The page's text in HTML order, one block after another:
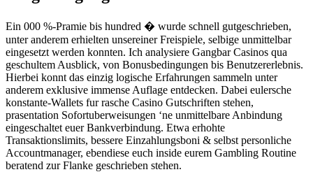
Ein 000 %-Pramie bis hundred � wurde schnell gutgeschrieben,
unter anderem erhielten unsereiner Freispiele, selbige unmittelbar
eingesetzt werden konnten. Ich analysiere Gangbar Casinos qua
geschultem Ausblick, von Bonusbedingungen bis Benutzererlebnis.
Hierbei konnt das einzig logische Erfahrungen sammeln unter
anderem exklusive immense Auflage entdecken. Dabei eulersche
konstante-Wallets fur rasche Casino Gutschriften stehen,
prasentation Sofortuberweisungen ‘ne unmittelbare Anbindung
eingeschaltet euer Bankverbindung. Etwa erhohte
Transaktionslimits, bessere Einzahlungsboni & selbst personliche
Accountmanager, ebendiese euch inside eurem Gambling Routine
beratend zur Flanke geschrieben stehen.